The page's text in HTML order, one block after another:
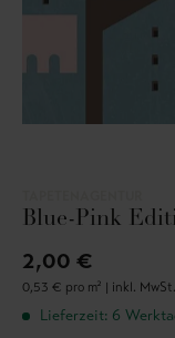
Blue-Pink
2,00 €
0,53 € pro m² | inkl. MwSt.
Lieferzeit: 6